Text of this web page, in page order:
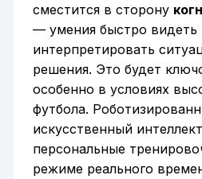
сместится в сторону
— умения быстро видеть
интерпретировать
решения. Это будет
особенно в условиях
футбола.
искусственный
персональные
режиме реального